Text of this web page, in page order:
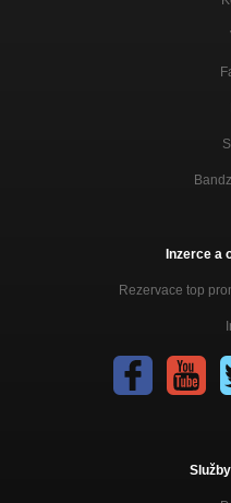
Inzerce a
Rezervace top